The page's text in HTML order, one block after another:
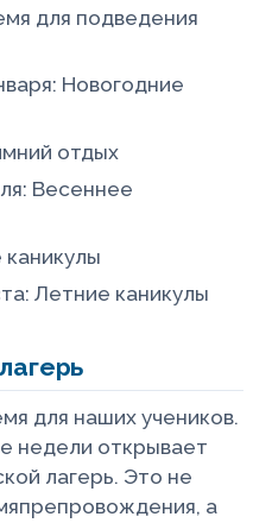
для подведения
Новогодние
отдых
Весеннее
каникулы
Летние каникулы
для наших учеников.
недели открывает
лагерь. Это не
а